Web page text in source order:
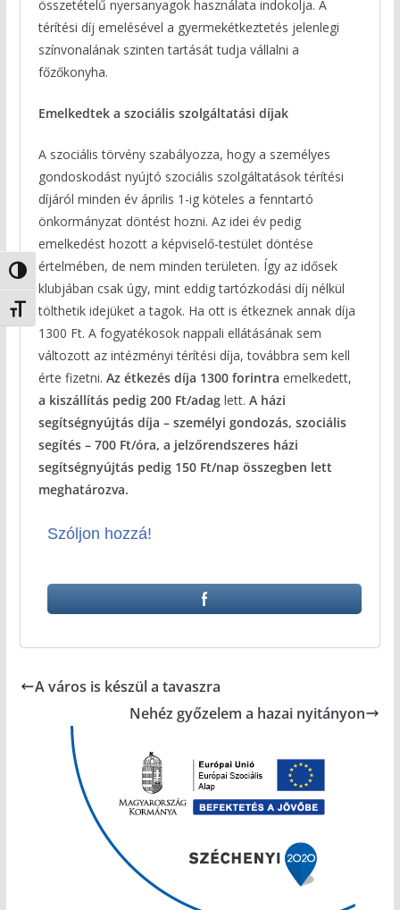
Nagy kontraszt váltása
Betűméret váltása
összetételű nyersanyagok használata indokolja. A
térítési díj emelésével a gyermekétkeztetés jelenlegi
színvonalának szinten tartását tudja vállalni a
főzőkonyha.
Emelkedtek a szociális szolgáltatási díjak
A szociális törvény szabályozza, hogy a személyes
gondoskodást nyújtó szociális szolgáltatások térítési
díjáról minden év április 1-ig köteles a fenntartó
önkormányzat döntést hozni. Az idei év pedig
emelkedést hozott a képviselő-testület döntése
értelmében, de nem minden területen. Így az idősek
klubjában csak úgy, mint eddig tartózkodási díj nélkül
tölthetik idejüket a tagok. Ha ott is étkeznek annak díja
1300 Ft. A fogyatékosok nappali ellátásának sem
változott az intézményi térítési díja, továbbra sem kell
érte fizetni. Az étkezés díja 1300 forintra emelkedett,
a kiszállítás pedig 200 Ft/adag lett. A házi
segítségnyújtás díja – személyi gondozás, szociális
segítés – 700 Ft/óra, a jelzőrendszeres házi
segítségnyújtás pedig 150 Ft/nap összegben lett
meghatározva.
Szóljon hozzá!
A város is készül a tavaszra
Nehéz győzelem a hazai nyitányon